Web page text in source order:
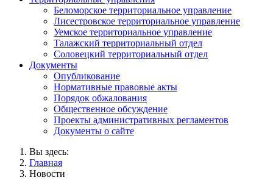
Беломорское территориальное управление
Лисестровское территориальное управление
Уемское территориальное управление
Талажский территориальный отдел
Соловецкий территориальный отдел
Документы
Опубликование
Нормативные правовые акты
Порядок обжалования
Общественное обсуждение
Проекты административных регламентов
Документы о сайте
Вы здесь:
Главная
Новости